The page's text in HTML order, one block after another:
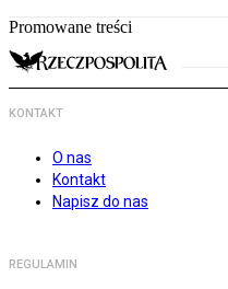
Promowane treści
KONTAKT
O nas
Kontakt
Napisz do nas
REGULAMIN